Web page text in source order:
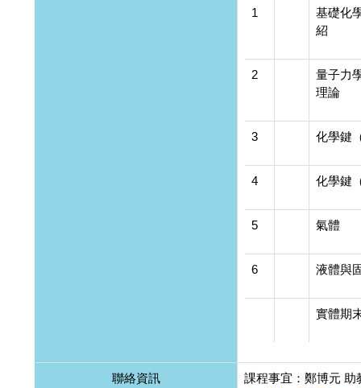
1
基礎化
紹
2
量子力
理論
3 化學鍵
4 化學鍵
5 氣體
6 液體與
實體期
聯絡資訊
課程事宜：鄭博元 助